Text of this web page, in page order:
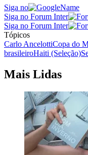
Siga no
Siga no Forum Inter
Siga no Forum Inter
Tópicos
Carlo AncelottiCopa do
brasileiroHaiti (Seleção)
Mais Lidas